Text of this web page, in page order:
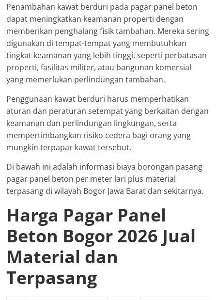
Penambahan kawat berduri pada pagar panel beton
dapat meningkatkan keamanan properti dengan
memberikan penghalang fisik tambahan. Mereka sering
digunakan di tempat-tempat yang membutuhkan
tingkat keamanan yang lebih tinggi, seperti perbatasan
properti, fasilitas militer, atau bangunan komersial
yang memerlukan perlindungan tambahan.
Penggunaan kawat berduri harus memperhatikan
aturan dan peraturan setempat yang berkaitan dengan
keamanan dan perlindungan lingkungan, serta
mempertimbangkan risiko cedera bagi orang yang
mungkin terpapar kawat tersebut.
Di bawah ini adalah informasi biaya borongan pasang
pagar panel beton per meter lari plus material
terpasang di wilayah Bogor Jawa Barat dan sekitarnya.
Harga Pagar Panel
Beton Bogor 2026 Jual
Material dan
Terpasang